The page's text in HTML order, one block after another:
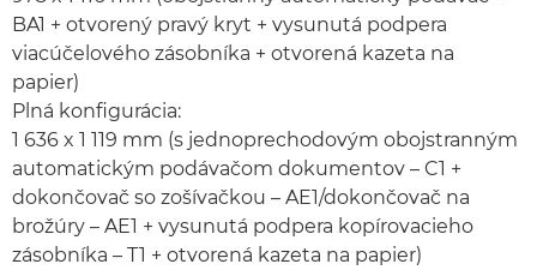
BA1 + otvorený pravý kryt + vysunutá podpera
viacúčelového zásobníka + otvorená kazeta na
papier)
Plná konfigurácia:
1 636 x 1 119 mm (s jednoprechodovým obojstranným
automatickým podávačom dokumentov – C1 +
dokončovač so zošívačkou – AE1/dokončovač na
brožúry – AE1 + vysunutá podpera kopírovacieho
zásobníka – T1 + otvorená kazeta na papier)